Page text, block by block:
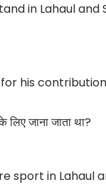
in Lahaul and
his
लिए जाना जाता था?
sport in Lahaul